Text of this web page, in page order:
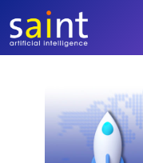
contenido